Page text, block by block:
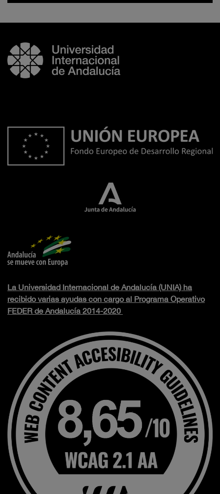
La Universidad Internacional de Andalucía (UNIA) ha
recibido varias ayudas con cargo al Programa Operativo
FEDER de Andalucía 2014-2020